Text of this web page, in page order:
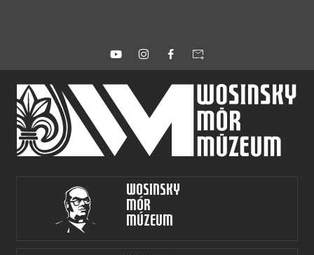
forward_to_inbox
Wosinsky
Mór
Múzeum